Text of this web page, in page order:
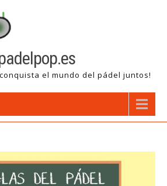
el mundo del pádel juntos!